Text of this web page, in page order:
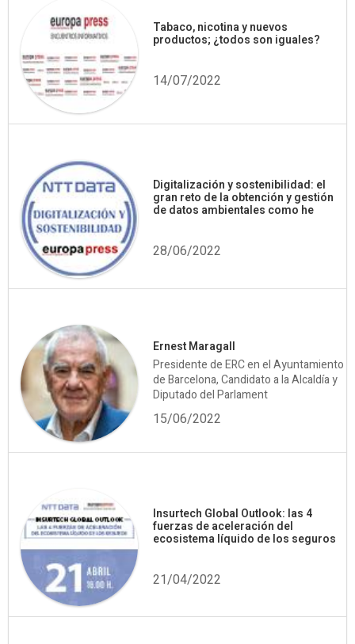
Tabaco, nicotina y nuevos
productos; ¿todos son iguales?
14/07/2022
Digitalización y sostenibilidad: el
gran reto de la obtención y gestión
de datos ambientales como he
28/06/2022
Ernest Maragall
Presidente de ERC en el Ayuntamiento
de Barcelona, Candidato a la Alcaldía y
Diputado del Parlament
15/06/2022
Insurtech Global Outlook: las 4
fuerzas de aceleración del
ecosistema líquido de los seguros
21/04/2022